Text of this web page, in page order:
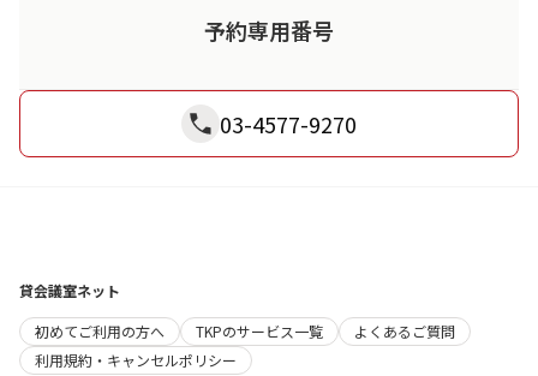
予約専用番号
03-4577-9270
貸会議室ネット
初めてご利用の方へ
TKPのサービス一覧
よくあるご質問
利用規約・キャンセルポリシー